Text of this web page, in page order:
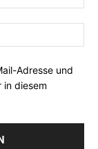
Adresse und
in diesem